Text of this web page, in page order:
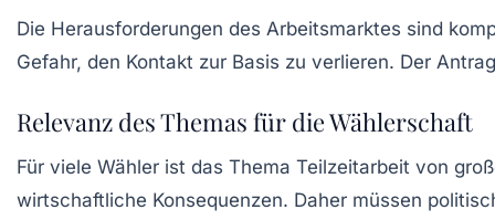
Die Herausforderungen des Arbeitsmarktes sind
Gefahr, den Kontakt zur Basis zu verlieren. Der
Relevanz des Themas für die Wählerschaft
Für viele Wähler ist das Thema Teilzeitarbeit von
wirtschaftliche Konsequenzen. Daher müssen